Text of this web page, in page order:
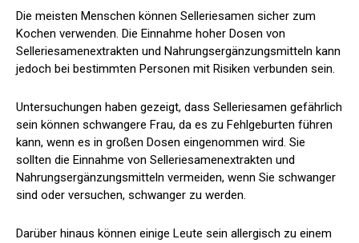
Die meisten Menschen können Selleriesamen sicher zum
Kochen verwenden. Die Einnahme hoher Dosen von
Selleriesamenextrakten und Nahrungsergänzungsmitteln kann
jedoch bei bestimmten Personen mit Risiken verbunden sein.
Untersuchungen haben gezeigt, dass Selleriesamen gefährlich
sein können schwangere Frau, da es zu Fehlgeburten führen
kann, wenn es in großen Dosen eingenommen wird. Sie
sollten die Einnahme von Selleriesamenextrakten und
Nahrungsergänzungsmitteln vermeiden, wenn Sie schwanger
sind oder versuchen, schwanger zu werden.
Darüber hinaus können einige Leute sein allergisch zu einem